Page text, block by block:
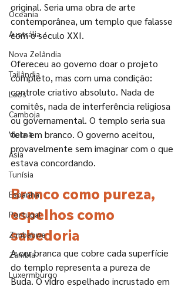
Oceania
Austrália
Nova Zelândia
Tailândia
Laos
Camboja
Vietnã
Ásia
Tunísia
Espanha
Portugal
Zimbabwe
Zâmbia
Luxermburgo
original. Seria uma obra de arte
contemporânea, um templo que falasse
com o século XXI.
Ofereceu ao governo doar o projeto
completo, mas com uma condição:
controle criativo absoluto. Nada de
comitês, nada de interferência religiosa
ou governamental. O templo seria sua
tela em branco. O governo aceitou,
provavelmente sem imaginar com o que
estava concordando.
Branco como pureza,
espelhos como
sabedoria
A cor branca que cobre cada superfície
do templo representa a pureza de
Buda. O vidro espelhado incrustado em